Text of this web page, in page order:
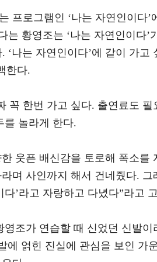
프로그램인 ‘나는 자연인이다
는 황영조는 ‘나는 자연인이다’
‘나는 자연인이다’에 같이 가
한다.
꼭 한번 가고 싶다. 출연료도
를 놀라게 한다.
웃픈 배신감을 토로해 폭소를
며 사인까지 해서 건네줬다. 그
’라고 자랑하고 다녔다”라고
조가 연습할 때 신었던 신발
에 얽힌 진실에 관심을 보인 가